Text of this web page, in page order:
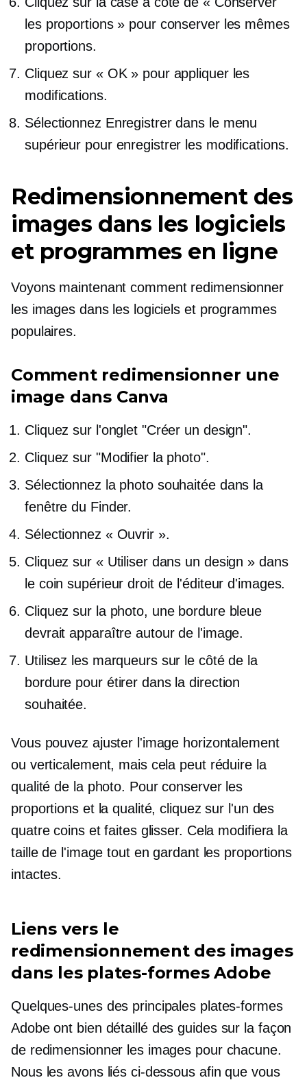
les proportions » pour conserver les mêmes
proportions.
Cliquez sur « OK » pour appliquer les
modifications.
Sélectionnez Enregistrer dans le menu
supérieur pour enregistrer les modifications.
Redimensionnement des
images dans les logiciels
et programmes en ligne
Voyons maintenant comment redimensionner
les images dans les logiciels et programmes
populaires.
Comment redimensionner une
image dans Canva
Cliquez sur l'onglet "Créer un design".
Cliquez sur "Modifier la photo".
Sélectionnez la photo souhaitée dans la
fenêtre du Finder.
Sélectionnez « Ouvrir ».
Cliquez sur « Utiliser dans un design » dans
le coin supérieur droit de l'éditeur d'images.
Cliquez sur la photo, une bordure bleue
devrait apparaître autour de l'image.
Utilisez les marqueurs sur le côté de la
bordure pour étirer dans la direction
souhaitée.
Vous pouvez ajuster l'image horizontalement
ou verticalement, mais cela peut réduire la
qualité de la photo. Pour conserver les
proportions et la qualité, cliquez sur l'un des
quatre coins et faites glisser. Cela modifiera la
taille de l'image tout en gardant les proportions
intactes.
Liens vers le
redimensionnement des images
dans les plates-formes Adobe
Quelques-unes des principales plates-formes
Adobe ont bien détaillédes guides sur la façon
de redimensionner les images pour chacune.
Nous les avons liés ci-dessous afin que vous